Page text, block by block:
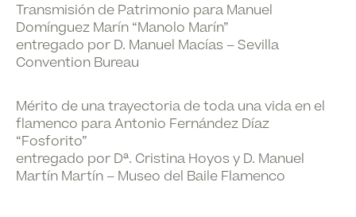
Transmisión de Patrimonio para Manuel
Domínguez Marín “Manolo Marín”
entregado por D. Manuel Macías – Sevilla
Convention Bureau
Mérito de una trayectoria de toda una vida en el
flamenco para Antonio Fernández Díaz
“Fosforito”
entregado por Dª. Cristina Hoyos y D. Manuel
Martín Martín – Museo del Baile Flamenco